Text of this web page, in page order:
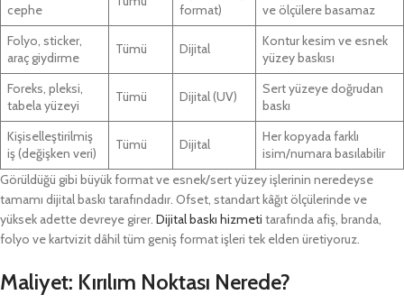
cephe
format)
ve ölçülere basamaz
Folyo, sticker,
araç giydirme
Tümü Dijital
Kontur kesim ve esnek
yüzey baskısı
Foreks, pleksi,
tabela yüzeyi
Tümü Dijital (UV)
Sert yüzeye doğrudan
baskı
Kişiselleştirilmiş
iş (değişken veri)
Tümü Dijital
Her kopyada farklı
isim/numara basılabilir
Görüldüğü gibi büyük format ve esnek/sert yüzey işlerinin neredeyse
tamamı dijital baskı tarafındadır. Ofset, standart kâğıt ölçülerinde ve
yüksek adette devreye girer. Dijital baskı hizmeti tarafında afiş, branda,
folyo ve kartvizit dâhil tüm geniş format işleri tek elden üretiyoruz.
Maliyet: Kırılım Noktası Nerede?